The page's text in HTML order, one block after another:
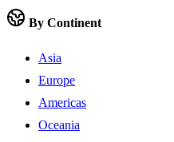
By Continent
Asia
Europe
Americas
Oceania